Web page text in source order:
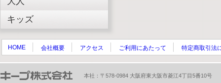
キッズ
HOME 会社概要 アクセス ご利用にあたって 特定商取引法
本社：〒578-0984 大阪府東大阪市菱江4丁目5番10号